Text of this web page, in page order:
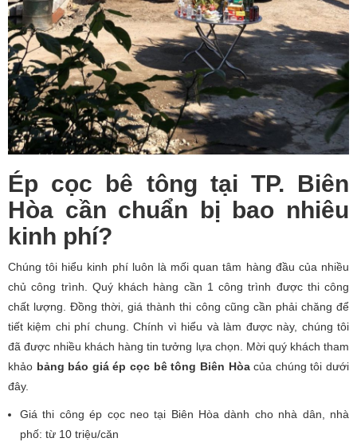
Ép cọc bê tông tại TP. Biên
Hòa cần chuẩn bị bao nhiêu
kinh phí?
Chúng tôi hiểu kinh phí luôn là mối quan tâm hàng đầu của nhiều
chủ công trình. Quý khách hàng cần 1 công trình được thi công
chất lượng. Đồng thời, giá thành thi công cũng cần phải chăng để
tiết kiệm chi phí chung. Chính vì hiểu và làm được này, chúng tôi
đã được nhiều khách hàng tin tưởng lựa chọn. Mời quý khách tham
khảo bảng báo giá ép cọc bê tông Biên Hòacủa chúng tôi dưới
đây.
Giá thi công ép cọc neo tại Biên Hòa dành cho nhà dân, nhà
phố: từ 10 triệu/căn